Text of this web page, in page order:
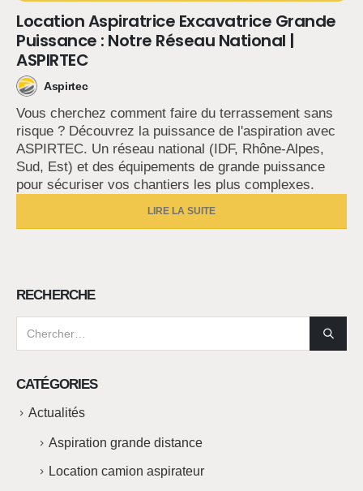
Location Aspiratrice Excavatrice Grande
Puissance : Notre Réseau National |
ASPIRTEC
Aspirtec
Vous cherchez comment faire du terrassement sans
risque ? Découvrez la puissance de l'aspiration avec
ASPIRTEC. Un réseau national (IDF, Rhône-Alpes,
Sud, Est) et des équipements de grande puissance
pour sécuriser vos chantiers les plus complexes.
LIRE LA SUITE
RECHERCHE
CATÉGORIES
Actualités
Aspiration grande distance
Location camion aspirateur